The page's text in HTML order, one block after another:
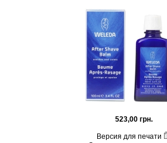
523,00 грн.
Версия для печати